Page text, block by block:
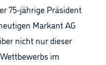
75-jährige Präsident
Markant AG
nicht nur dieser
im